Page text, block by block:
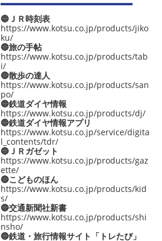
🔵ＪＲ時刻表
https://www.kotsu.co.jp/products/jiko
ku/
🔵旅の手帖
https://www.kotsu.co.jp/products/tab
i/
🔵散歩の達人
https://www.kotsu.co.jp/products/san
po/
🔵鉄道ダイヤ情報
https://www.kotsu.co.jp/products/dj/
🔵鉄道ダイヤ情報アプリ
https://www.kotsu.co.jp/service/digita
l_contents/tdr/
🔵ＪＲガゼット
https://www.kotsu.co.jp/products/gaz
ette/
🔵こどものほん
https://www.kotsu.co.jp/products/kid
s/
🔵交通新聞社新書
https://www.kotsu.co.jp/products/shi
nsho/
🔵鉄道・旅行情報サイト「トレたび」